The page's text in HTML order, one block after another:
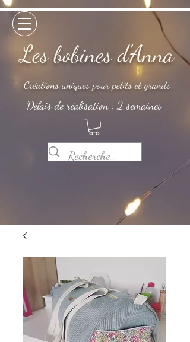
Les bobines d'Anna
Créations uniques pour petits et grands
Délais de réalisation : 2 semaines